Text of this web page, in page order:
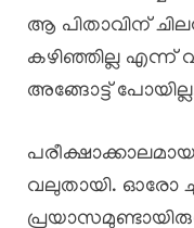
ആ പിതാവിന്
കഴിഞ്ഞില്ല
അങ്ങോട്ട്
വലുതായി. ഓരോ